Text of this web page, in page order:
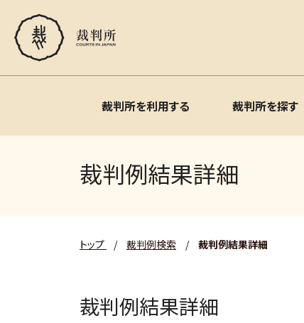
裁判所を利用する 裁判所を探す
裁判例結果詳細
トップ / 裁判例検索 / 裁判例結果詳細
裁判例結果詳細